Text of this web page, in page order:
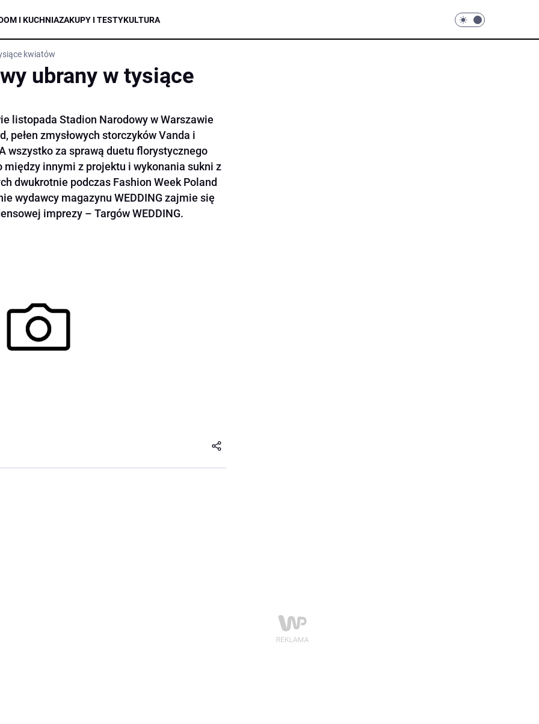
I KUCHNIAZAKUPY I TESTYKULTURA
kwiatów
ubrany w tysiące
listopada Stadion Narodowy w Warszawie
pełen zmysłowych storczyków Vanda i
wszystko za sprawą duetu florystycznego
między innymi z projektu i wykonania sukni z
dwukrotnie podczas Fashion Week Poland
wydawcy magazynu WEDDING zajmie się
imprezy – Targów WEDDING.